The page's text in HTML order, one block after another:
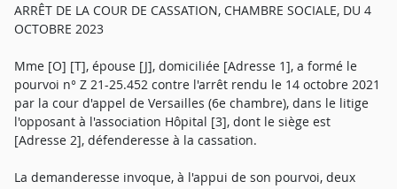
ARRÊT DE LA COUR DE CASSATION, CHAMBRE SOCIALE, DU 4
OCTOBRE 2023
Mme [O] [T], épouse [J], domiciliée [Adresse 1], a formé le
pourvoi n° Z 21-25.452 contre l'arrêt rendu le 14 octobre 2021
par la cour d'appel de Versailles (6e chambre), dans le litige
l'opposant à l'association Hôpital [3], dont le siège est
[Adresse 2], défenderesse à la cassation.
La demanderesse invoque, à l'appui de son pourvoi, deux